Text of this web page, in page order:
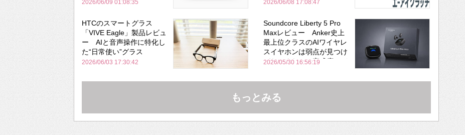
2026/06/09 01:08:35 2026/06/08 17:08:47
HTCのスマートグラス
「VIVE Eagle」製品レビュ
ー AIと音声操作に特化し
た“日常使い”グラス
2026/06/03 17:30:42
Soundcore Liberty 5 Pro
Maxレビュー Anker史上
最上位クラスのAIワイヤレ
スイヤホンは弱点が見つけ
づらいくらいの完成度にび
Bose並み
2026/05/30 16:56:19
もっとみる